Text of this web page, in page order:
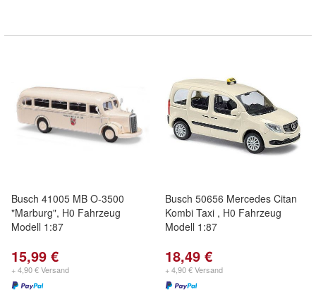
Busch 41005 MB O-3500
"Marburg", H0 Fahrzeug
Modell 1:87
15,99 €
+ 4,90 € Versand
Busch 50656 Mercedes Citan
Kombi Taxi , H0 Fahrzeug
Modell 1:87
18,49 €
+ 4,90 € Versand